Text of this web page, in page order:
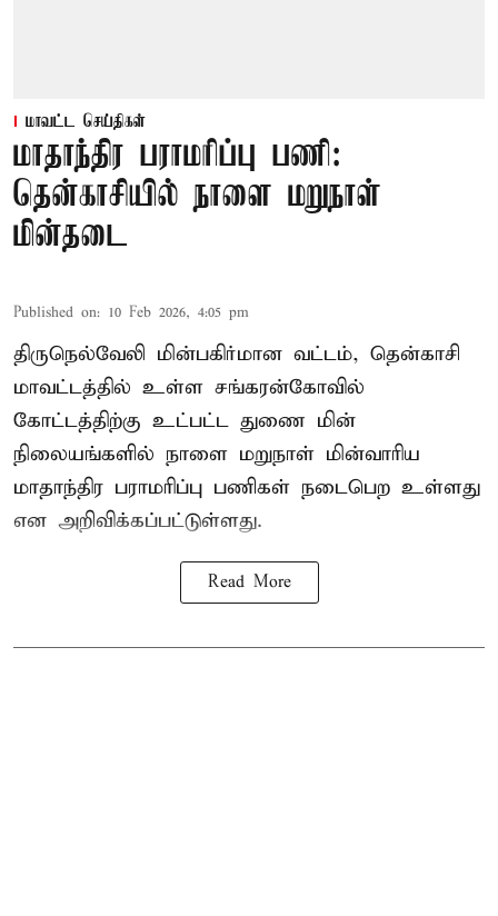
மாவட்ட செய்திகள்
மாதாந்திர பராமரிப்பு பணி:
தென்காசியில் நாளை மறுநாள்
மின்தடை
Published on: 10 Feb 2026, 4:05 pm
திருநெல்வேலி மின்பகிர்மான வட்டம், தென்காசி
மாவட்டத்தில் உள்ள சங்கரன்கோவில்
கோட்டத்திற்கு உட்பட்ட துணை மின்
நிலையங்களில் நாளை மறுநாள் மின்வாரிய
மாதாந்திர பராமரிப்பு பணிகள் நடைபெற உள்ளது
என அறிவிக்கப்பட்டுள்ளது.
Read More